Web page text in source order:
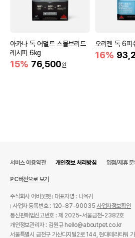
아카나 독 어덜트 스몰브리드
레시피 6kg
15% 76,500원
오리젠 독 6피
16%
서비스 이용약관 개인정보 처리방침 입점/제휴 문
PC버전으로 보기
주식회사 어바웃펫
대표자명 : 나옥귀
사업자 등록번호 : 120-87-90035사업자정보확인
통신판매업신고번호 : 제 2025-서울금천-2382호
개인정보관리자 : 김원규 hello@aboutpet.co.kr
서울특별시 금천구 가산디지털2로 144, 현대테라타